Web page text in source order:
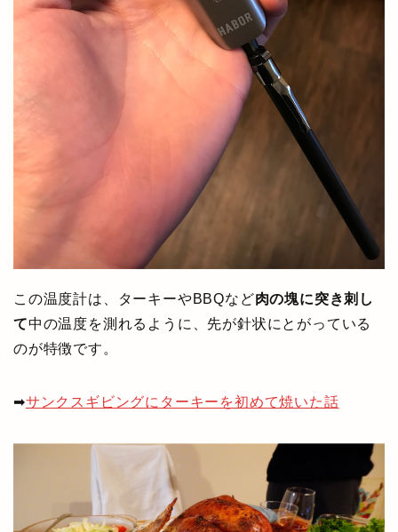
この温度計は、ターキーやBBQなど肉の塊に突き刺し
て中の温度を測れるように、先が針状にとがっている
のが特徴です。
➡サンクスギビングにターキーを初めて焼いた話